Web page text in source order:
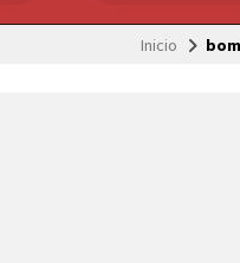
Inicio